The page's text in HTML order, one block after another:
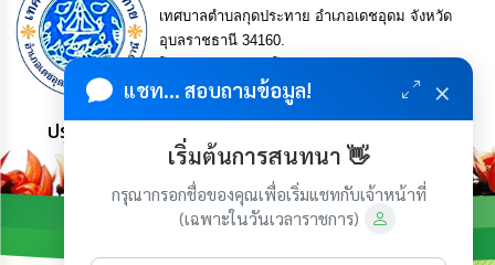
แชท... สอบถามข้อมูล! ×
เริ่มต้นการสนทนา 👋
กรุณากรอกชื่อของคุณเพื่อเริ่มแชทกับเจ้าหน้าที่
(เฉพาะในวันเวลาราชการ)
เทศบาลตำบลกุดประทาย อำเภอเดชอุดม จังหวัด
อุบลราชธานี 34160.
saraban@kudprathay.go.th
ประชาชน มีภูมิคุ้มกัน พึ่งพาตนเอง พอเพียง เป็นสุข